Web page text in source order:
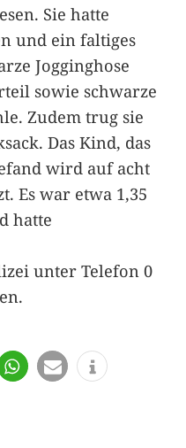
Sie hatte
und ein faltiges
Jogginghose
sowie schwarze
Zudem trug sie
Das Kind, das
wird auf acht
Es war etwa 1,35
hatte
unter Telefon 0